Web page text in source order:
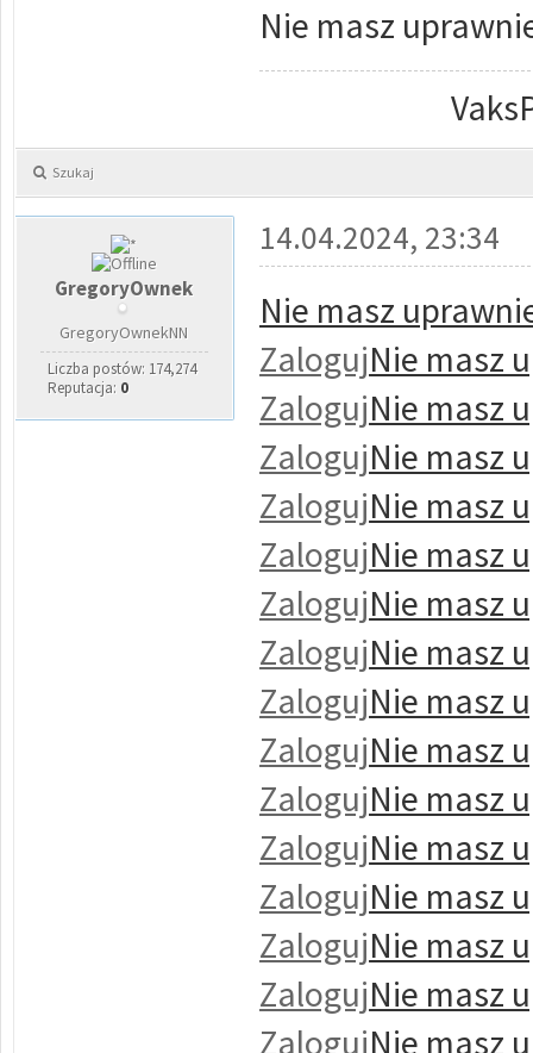
Nie masz
Szukaj
GregoryOwnek
GregoryOwnekNN
Liczba postów: 174,274
Reputacja: 0
14.04.2024, 23:34
Nie masz
ZalogujNie masz
ZalogujNie masz
ZalogujNie masz
ZalogujNie masz
ZalogujNie masz
ZalogujNie masz
ZalogujNie masz
ZalogujNie masz
ZalogujNie masz
ZalogujNie masz
ZalogujNie masz
ZalogujNie masz
ZalogujNie masz
ZalogujNie masz
ZalogujNie masz